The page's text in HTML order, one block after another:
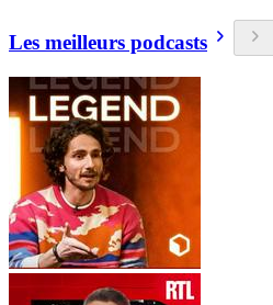
Les meilleurs podcasts